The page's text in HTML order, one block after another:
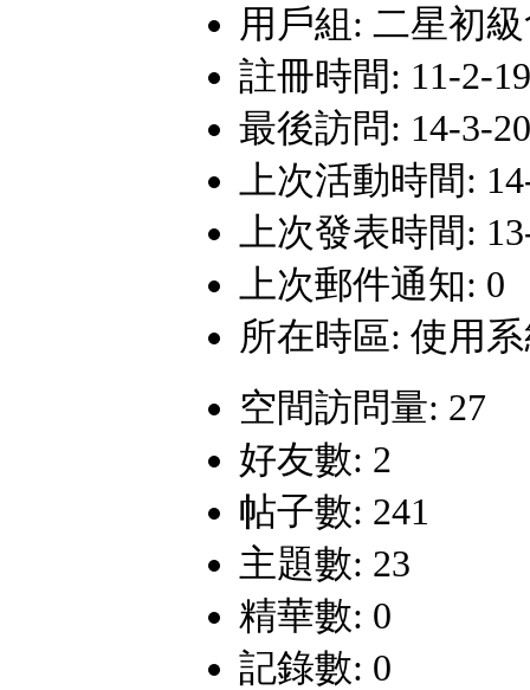
用戶組: 二星初
註冊時間: 11-2-
最後訪問: 14-3-
上次活動時間:
上次發表時間:
上次郵件通知: 0
所在時區: 使用
空間訪問量: 27
好友數: 2
帖子數: 241
主題數: 23
精華數: 0
記錄數: 0